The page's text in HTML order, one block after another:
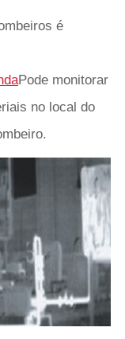
é
Pode monitorar
no local do